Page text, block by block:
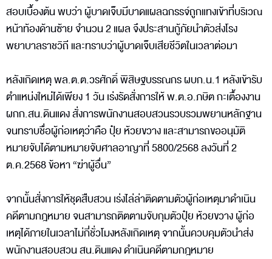
สอบเบื้องต้น พบว่า ผู้บาดเจ็บมีบาดแผลฉกรรจ์ถูกแทงเข้าที่บริเวณ
หน้าท้องด้านซ้าย จำนวน 2 แผล จึงประสานกู้ภัยนำตัวส่งโรง
พยาบาลราชวิถี และทราบว่าผู้บาดเจ็บเสียชีวิตในเวลาต่อมา
หลังเกิดเหตุ พล.ต.ต.วรศักดิ์ พิสิษฐบรรณกร ผบก.น.1 หลังเข้ารับ
ตำแหน่งใหม่ได้เพียง 1 วัน เร่งรัดสั่งการให้ พ.ต.อ.ภษิต กะเตื้องงาน
ผกก.สน.ดินแดง สั่งการพนักงานสอบสวนรวบรวมพยานหลักฐาน
จนทราบชื่อผู้ก่อเหตุว่าคือ ปุ๋ย ห้วยขวาง และสามารถขออนุมัติ
หมายจับได้ตามหมายจับศาลอาญาที่ 5800/2568 ลงวันที่ 2
ต.ค.2568 ข้อหา “ฆ่าผู้อื่น”
จากนั้นสั่งการให้ชุดสืบสวน เร่งไล่ล่าติดตามตัวผู้ก่อเหตุมาดำเนิน
คดีตามกฎหมาย จนสามารถติตตามจับกุมตัวปุ๋ย ห้วยขวาง ผู้ก่อ
เหตุได้ภายในเวลาไม่กี่ชั่วโมงหลังเกิดเหตุ จากนั้นควบคุมตัวนำส่ง
พนักงานสอบสวน สน.ดินแดง ดำเนินคดีตามกฎหมาย